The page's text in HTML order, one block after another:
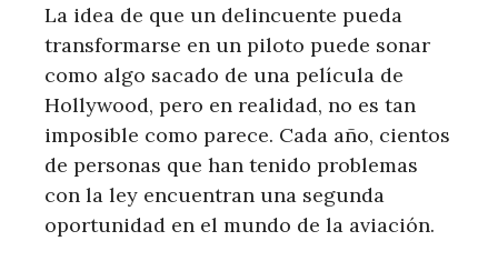
La idea de que un delincuente pueda
transformarse en un piloto puede sonar
como algo sacado de una película de
Hollywood, pero en realidad, no es tan
imposible como parece. Cada año, cientos
de personas que han tenido problemas
con la ley encuentran una segunda
oportunidad en el mundo de la aviación.